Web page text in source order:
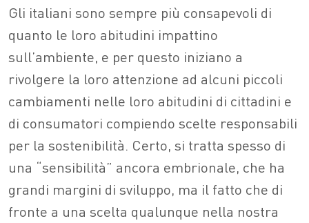
Gli italiani sono sempre più consapevoli di
quanto le loro abitudini impattino
sull’ambiente, e per questo iniziano a
rivolgere la loro attenzione ad alcuni piccoli
cambiamenti nelle loro abitudini di cittadini e
di consumatori compiendo scelte responsabili
per la sostenibilità. Certo, si tratta spesso di
una “sensibilità” ancora embrionale, che ha
grandi margini di sviluppo, ma il fatto che di
fronte a una scelta qualunque nella nostra